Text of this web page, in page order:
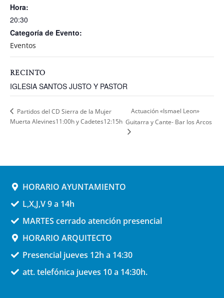
Hora:
20:30
Categoría de Evento:
Eventos
RECINTO
IGLESIA SANTOS JUSTO Y PASTOR
Partidos del CD Sierra de la Mujer
Muerta Alevines11:00h y Cadetes12:15h
Actuación «Ismael Leon»
Guitarra y Cante- Bar los Arcos
HORARIO AYUNTAMIENTO
L,X,J,V 9 a 14h
MARTES cerrado atención presencial
HORARIO ARQUITECTO
Presencial jueves 12h a 14:30
att. telefónica jueves 10 a 14:30h.